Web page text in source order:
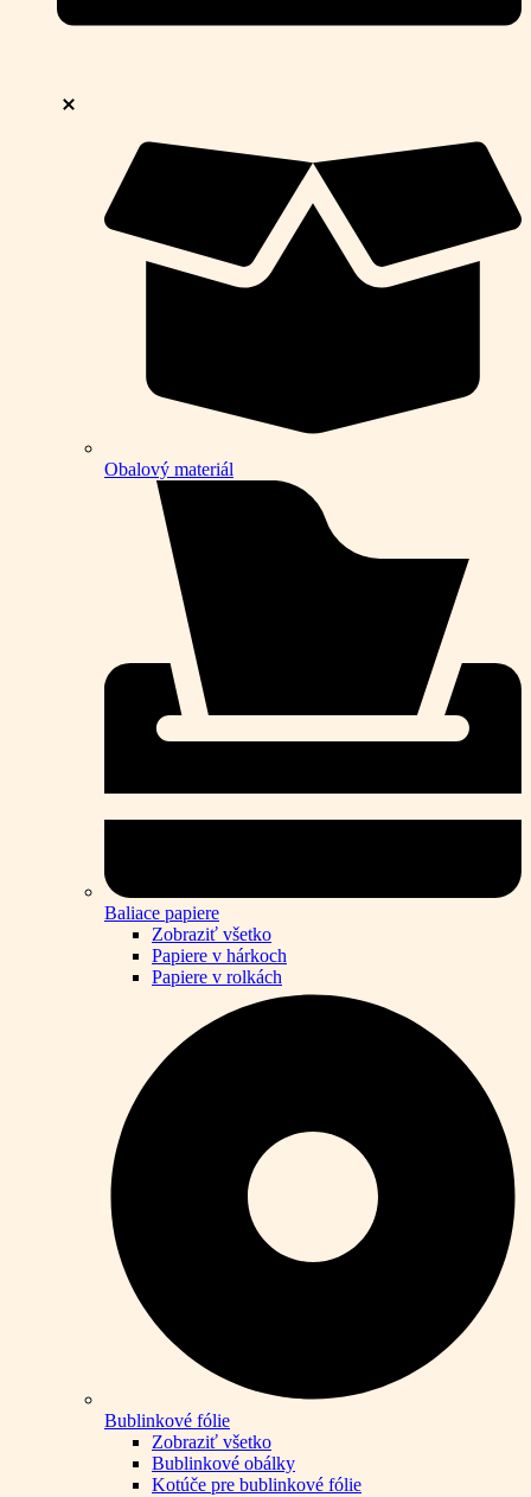
Obalový materiál
Baliace papiere
Zobraziť všetko
Papiere v hárkoch
Papiere v rolkách
Bublinkové fólie
Zobraziť všetko
Bublinkové obálky
Kotúče pre bublinkové fólie